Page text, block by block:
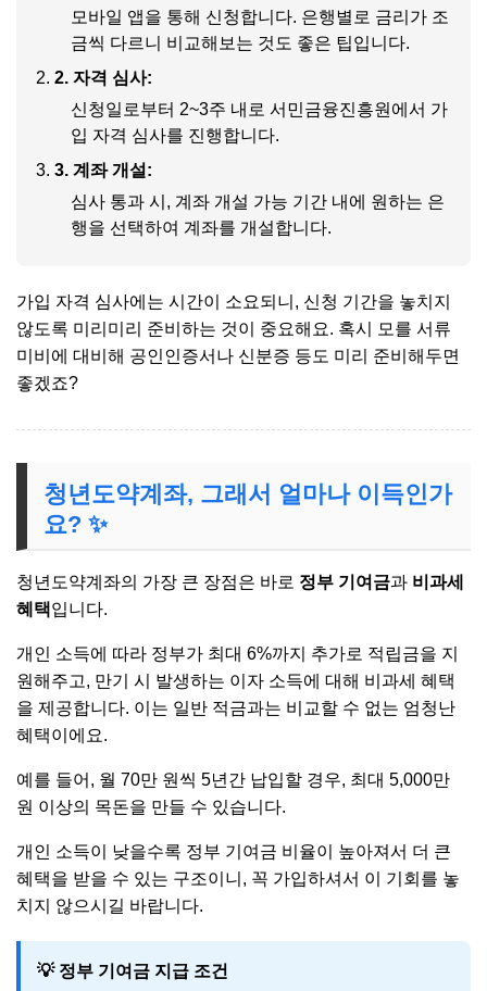
모바일 앱을 통해 신청합니다. 은행별로 금리가 조
금씩 다르니 비교해보는 것도 좋은 팁입니다.
2. 자격 심사:
신청일로부터 2~3주 내로 서민금융진흥원에서 가
입 자격 심사를 진행합니다.
3. 계좌 개설:
심사 통과 시, 계좌 개설 가능 기간 내에 원하는 은
행을 선택하여 계좌를 개설합니다.
가입 자격 심사에는 시간이 소요되니, 신청 기간을 놓치지
않도록 미리미리 준비하는 것이 중요해요. 혹시 모를 서류
미비에 대비해 공인인증서나 신분증 등도 미리 준비해두면
좋겠죠?
청년도약계좌, 그래서 얼마나 이득인가
요? ✨
청년도약계좌의 가장 큰 장점은 바로 정부 기여금과 비과세
혜택입니다.
개인 소득에 따라 정부가 최대 6%까지 추가로 적립금을 지
원해주고, 만기 시 발생하는 이자 소득에 대해 비과세 혜택
을 제공합니다. 이는 일반 적금과는 비교할 수 없는 엄청난
혜택이에요.
예를 들어, 월 70만 원씩 5년간 납입할 경우, 최대 5,000만
원 이상의 목돈을 만들 수 있습니다.
개인 소득이 낮을수록 정부 기여금 비율이 높아져서 더 큰
혜택을 받을 수 있는 구조이니, 꼭 가입하셔서 이 기회를 놓
치지 않으시길 바랍니다.
💡 정부 기여금 지급 조건